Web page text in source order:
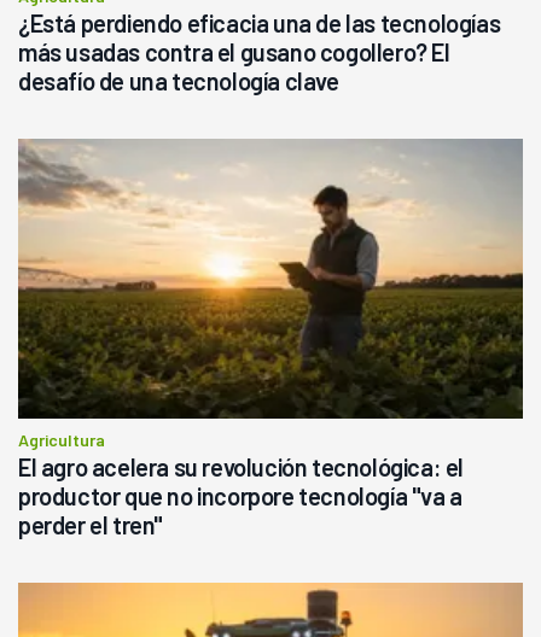
¿Está perdiendo eficacia una de las tecnologías
más usadas contra el gusano cogollero? El
desafío de una tecnología clave
Agricultura
El agro acelera su revolución tecnológica: el
productor que no incorpore tecnología "va a
perder el tren"